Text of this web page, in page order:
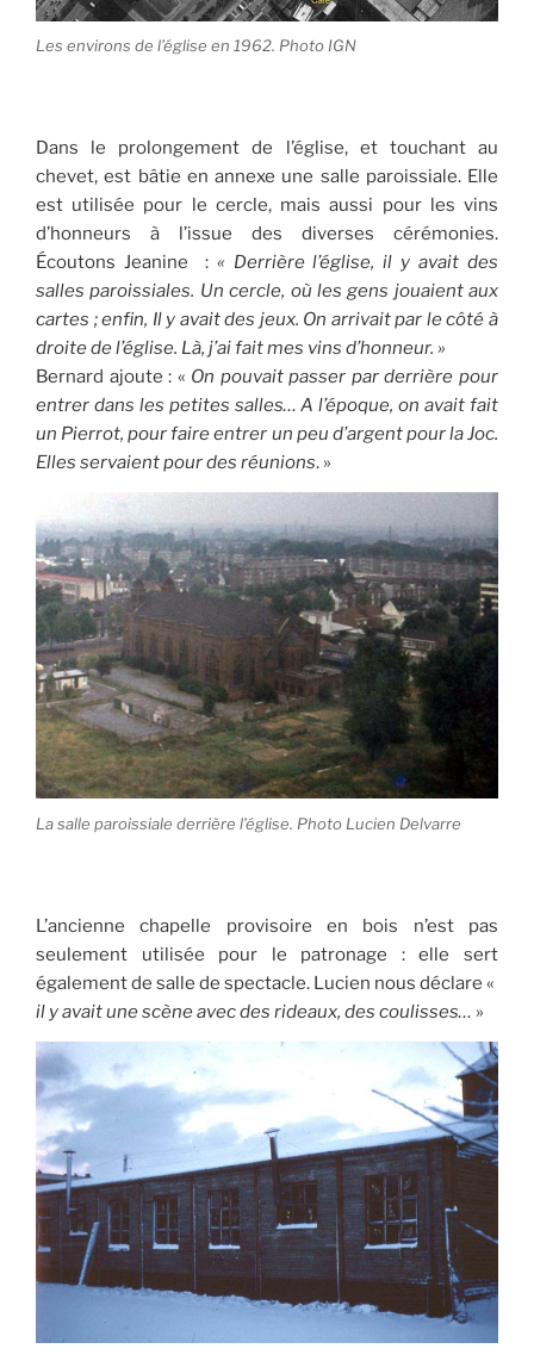
Les environs de l’église en 1962. Photo IGN
Dans le prolongement de l’église, et touchant au
chevet, est bâtie en annexe une salle paroissiale. Elle
est utilisée pour le cercle, mais aussi pour les vins
d’honneurs à l’issue des diverses cérémonies.
Écoutons Jeanine : « Derrière l’église, il y avait des
salles paroissiales. Un cercle, où les gens jouaient aux
cartes ; enfin, Il y avait des jeux. On arrivait par le côté à
droite de l’église. Là, j’ai fait mes vins d’honneur. »
Bernard ajoute : « On pouvait passer par derrière pour
entrer dans les petites salles… A l’époque, on avait fait
un Pierrot, pour faire entrer un peu d’argent pour la Joc.
Elles servaient pour des réunions. »
La salle paroissiale derrière l’église. Photo Lucien Delvarre
L’ancienne chapelle provisoire en bois n’est pas
seulement utilisée pour le patronage : elle sert
également de salle de spectacle. Lucien nous déclare «
il y avait une scène avec des rideaux, des coulisses… »